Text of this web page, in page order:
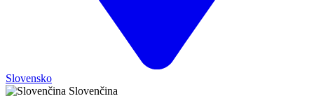
Slovensko
Slovenčina